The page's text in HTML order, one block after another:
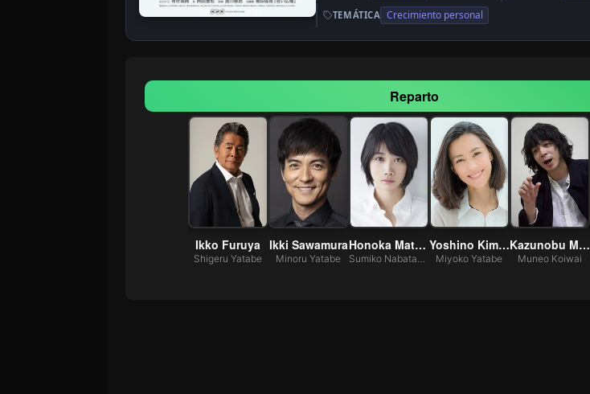
TEMÁTICA Crecimiento personal
Reparto
Ikko Furuya
Shigeru Yatabe
Ikki Sawamura
Minoru Yatabe
Honoka Matsumoto Yoshino Kimura
Miyoko Yatabe
Kazunobu Mineta
Muneo Koiwai